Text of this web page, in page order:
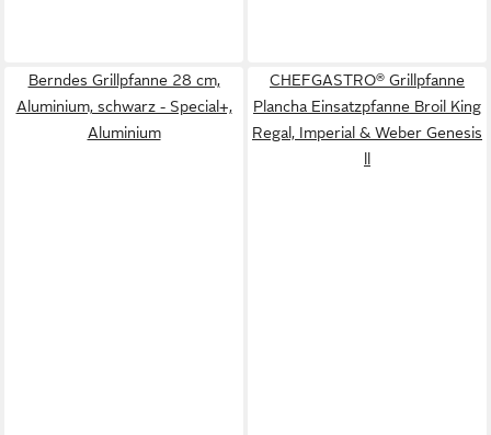
Berndes Grillpfanne 28 cm,
Aluminium, schwarz - Special+,
Aluminium
CHEFGASTRO® Grillpfanne
Plancha Einsatzpfanne Broil King
Regal, Imperial & Weber Genesis